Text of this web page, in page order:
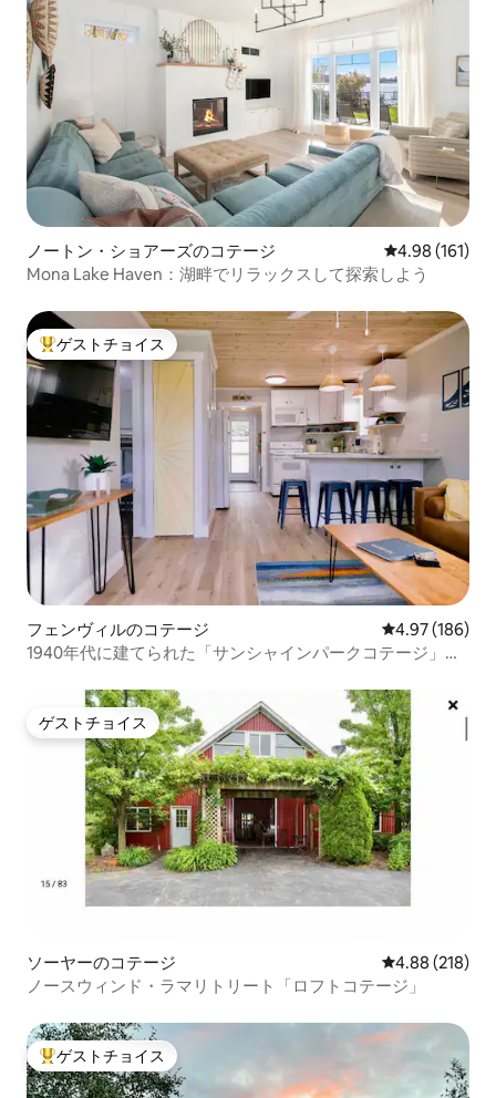
ノートン・ショアーズのコテージ レビュー161
4.98 (161)
Mona Lake Haven：湖畔でリラックスして探索しよう
大好評のゲストチョイスです。
ゲストチョイス
フェンヴィルのコテージ レビュー186
4.97 (186)
1940年代に建てられた「サンシャインパークコテージ」を
ゲストチョイス
ゲストチョイス
ソーヤーのコテージ レビュー218
4.88 (218)
ノースウィンド・ラマリトリート「ロフトコテージ」
大好評のゲストチョイスです。
ゲストチョイス